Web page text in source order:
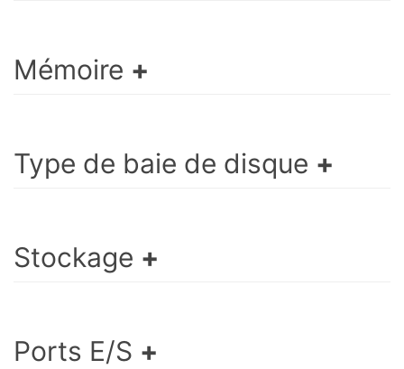
Mémoire
Type de baie de disque
Stockage
Ports E/S